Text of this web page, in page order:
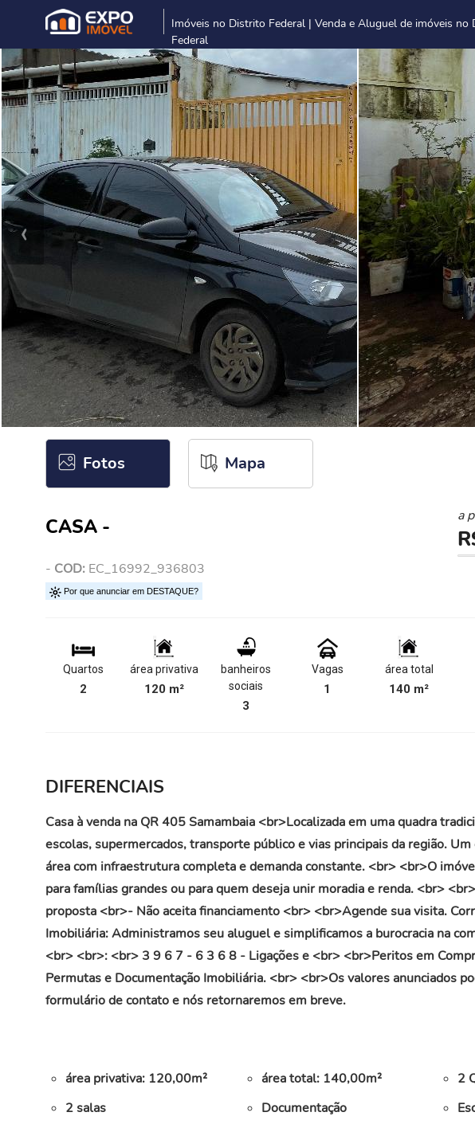
Imóveis no Distrito Federal | Venda e Aluguel de imóveis no
Federal
‹
Fotos Mapa
CASA -
- COD: EC_16992_936803
Por que anunciar em DESTAQUE?
a
Quartos
2
área privativa
120 m²
banheiros
sociais
3
Vagas
1
área total
140 m²
DIFERENCIAIS
Casa à venda na QR 405 Samambaia <br>Localizada em uma quadra
escolas, supermercados, transporte público e vias principais da região.
área com infraestrutura completa e demanda constante. <br> <br>O
para famílias grandes ou para quem deseja unir moradia e renda. <br>
proposta <br>- Não aceita financiamento <br> <br>Agende sua visita.
Imobiliária: Administramos seu aluguel e simplificamos a burocracia na
<br> <br>: <br> 3 9 6 7 - 6 3 6 8 - Ligações e <br> <br>Peritos em
Permutas e Documentação Imobiliária. <br> <br>Os valores anunciados
formulário de contato e nós retornaremos em breve.
área privativa: 120,00m² área total: 140,00m² 2
2 salas
Documentação